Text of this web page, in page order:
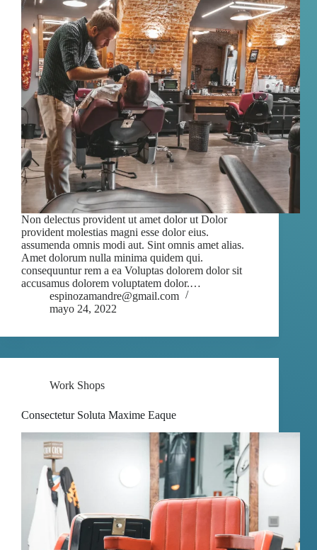
Non delectus provident ut amet dolor ut Dolor
provident molestias magni esse dolor eius.
assumenda omnis modi aut. Sint omnis amet alias.
Amet dolorum nulla minima quidem qui.
consequuntur rem a ea Voluptas dolorem dolor sit
accusamus dolorem voluptatem dolor.…
espinozamandre@gmail.com
mayo 24, 2022
Work Shops
Consectetur Soluta Maxime Eaque